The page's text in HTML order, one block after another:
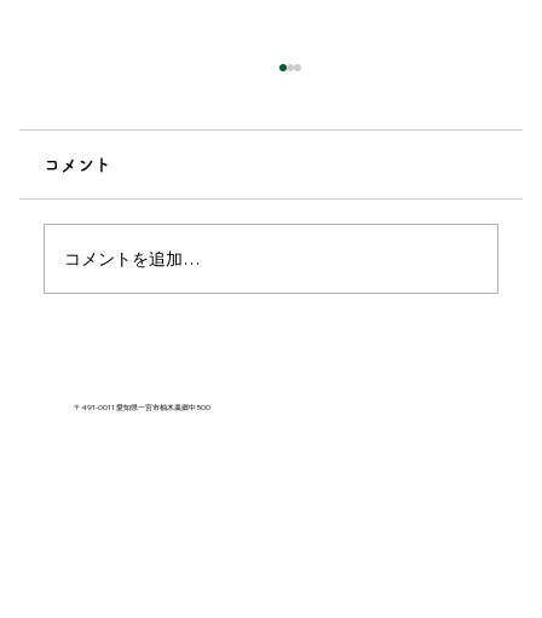
いてわかりやすく解説
コメント
コメントを追加…
〒491-0011 愛知県一宮市柚木颪郷中500